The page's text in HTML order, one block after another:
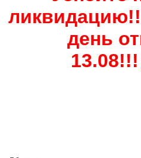
день
13.08!!!